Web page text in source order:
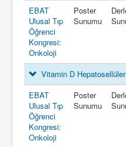
EBAT
Ulusal Tıp
Öğrenci
Kongresi:
Onkoloji
Poster
Sunumu
Vitamin D
EBAT
Ulusal Tıp
Öğrenci
Kongresi:
Onkoloji
Poster
Sunumu